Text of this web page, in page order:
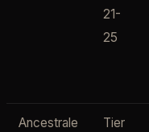
21-
25
Ancestrale
Tier